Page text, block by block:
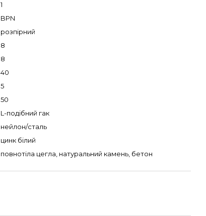
1
BPN
розпірний
8
8
40
5
50
L-подібний гак
нейлон/сталь
цинк білий
повнотіла цегла, натуральний камень, бетон